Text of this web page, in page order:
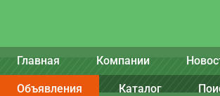
Главная Компании
Объявления Каталог